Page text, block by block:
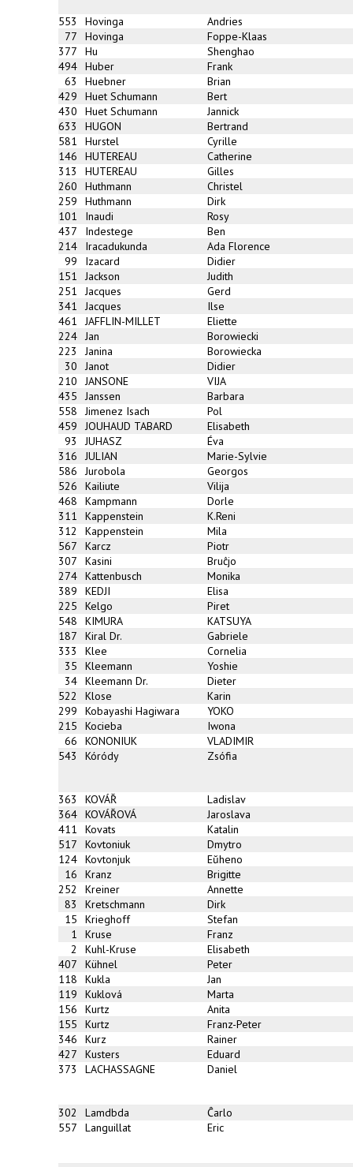
553 Hovinga
Andries
77
Hovinga
Foppe-Klaas
377
Hu
Shenghao
494 Huber
Frank
63
Huebner
Brian
429
Huet Schumann
Bert
430
Huet Schumann
Jannick
633
HUGON
Bertrand
581
Hurstel
Cyrille
146
HUTEREAU
Catherine
313
HUTEREAU
Gilles
260
Huthmann
Christel
259
Huthmann
Dirk
101
Inaudi
Rosy
437
Indestege
Ben
214
Iracadukunda
Ada Florence
99
Izacard
Didier
151
Jackson
Judith
251
Jacques
Gerd
341
Jacques
Ilse
461
JAFFLIN-MILLET
Eliette
224 Jan
Borowiecki
223
Janina
Borowiecka
30
Janot
Didier
210
JANSONE
VIJA
435
Janssen
Barbara
558
Jimenez Isach
Pol
459
JOUHAUD TABARD
Elisabeth
93
JUHASZ
Éva
316
JULIAN
Marie-Sylvie
586
Jurobola
Georgos
526
Kailiute
Vilija
468
Kampmann
Dorle
311
Kappenstein
K.Reni
312
Kappenstein
Mila
567
Karcz
Piotr
307
Kasini
Bruĉjo
274 Kattenbusch
Monika
389
KEDJI
Elisa
225
Kelgo
Piret
548
KIMURA
KATSUYA
187
Kiral Dr.
Gabriele
333
Klee
Cornelia
35
Kleemann
Yoshie
34 Kleemann Dr.
Dieter
522
Klose
Karin
299
Kobayashi Hagiwara
YOKO
215
Kocieba
Iwona
66
KONONIUK
VLADIMIR
543
Kóródy Zsófia
363 KOVÁŘ
Ladislav
364 KOVÁŘOVÁ
Jaroslava
411
Kovats
Katalin
517
Kovtoniuk
Dmytro
124 Kovtonjuk
Eŭheno
16
Kranz
Brigitte
252
Kreiner
Annette
83
Kretschmann
Dirk
15
Krieghoff
Stefan
1
Kruse
Franz
2
Kuhl-Kruse
Elisabeth
407
Kühnel
Peter
118
Kukla
Jan
119
Kuklová
Marta
156
Kurtz
Anita
155
Kurtz
Franz-Peter
346
Kurz
Rainer
427
Kusters
Eduard
373
LACHASSAGNE Daniel
302 Lamdbda
Ĉarlo
557
Languillat Eric